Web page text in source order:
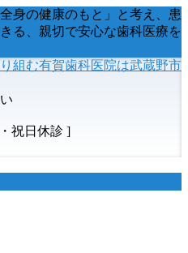
身の健康のもと」と考え、患
る、親切で安心な歯科医療を
祝日休診 ]